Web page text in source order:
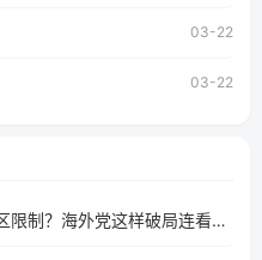
可以使用，不再因地区和版权限制
03-22
03-22
在香港看咪咕视频世界杯地区限制？海外党这样破局连看7天不卡顿！